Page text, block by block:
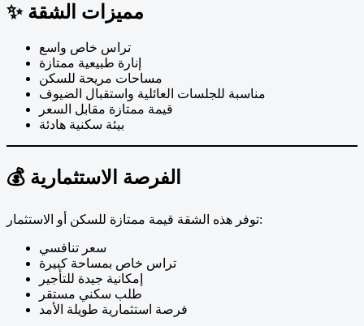
✨ مميزات الشقة
تراس خاص واسع
إنارة طبيعية ممتازة
مساحات مريحة للسكن
مناسبة للجلسات العائلية واستقبال الضيوف
قيمة ممتازة مقابل السعر
بيئة سكنية هادئة
💰 الفرصة الاستثمارية
توفر هذه الشقة قيمة ممتازة للسكن أو الاستثمار:
سعر تنافسي
تراس خاص بمساحة كبيرة
إمكانية جيدة للتأجير
طلب سكني مستقر
فرصة استثمارية طويلة الأمد